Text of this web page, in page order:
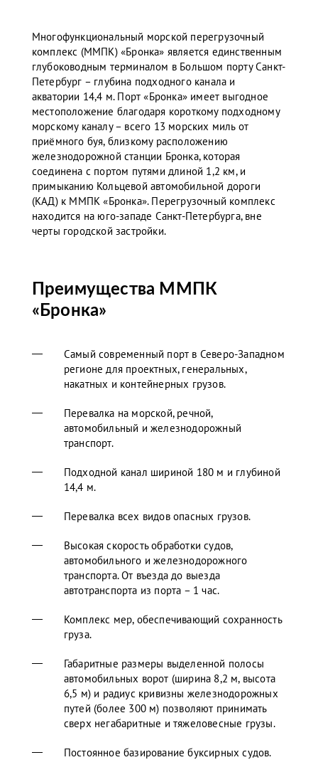
Многофункциональный морской перегрузочный
комплекс (ММПК) «Бронка» является единственным
глубоководным терминалом в Большом порту Санкт-
Петербург – глубина подходного канала и
акватории 14,4 м. Порт «Бронка» имеет выгодное
местоположение благодаря короткому подходному
морскому каналу – всего 13 морских миль от
приёмного буя, близкому расположению
железнодорожной станции Бронка, которая
соединена с портом путями длиной 1,2 км, и
примыканию Кольцевой автомобильной дороги
(КАД) к ММПК «Бронка». Перегрузочный комплекс
находится на юго-западе Санкт-Петербурга, вне
черты городской застройки.
Преимущества ММПК
«Бронка»
Самый современный порт в Северо-Западном
регионе для проектных, генеральных,
накатных и контейнерных грузов.
Перевалка на морской, речной,
автомобильный и железнодорожный
транспорт.
Подходной канал шириной 180 м и глубиной
14,4 м.
Перевалка всех видов опасных грузов.
Высокая скорость обработки судов,
автомобильного и железнодорожного
транспорта. От въезда до выезда
автотранспорта из порта – 1 час.
Комплекс мер, обеспечивающий сохранность
груза.
Габаритные размеры выделенной полосы
автомобильных ворот (ширина 8,2 м, высота
6,5 м) и радиус кривизны железнодорожных
путей (более 300 м) позволяют принимать
сверх негабаритные и тяжеловесные грузы.
Постоянное базирование буксирных судов.